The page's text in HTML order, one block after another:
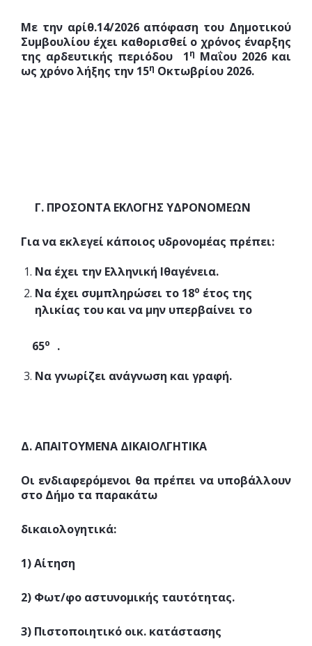
Με την αρίθ.14/2026 απόφαση του Δημοτικού
Συμβουλίου έχει καθορισθεί ο χρόνος έναρξης
της αρδευτικής περιόδου 1η Μαΐου 2026 και
ως χρόνο λήξης την 15η Οκτωβρίου 2026.
Γ. ΠΡΟΣΟΝΤΑ ΕΚΛΟΓΗΣ ΥΔΡΟΝΟΜΕΩΝ
Για να εκλεγεί κάποιος υδρονομέας πρέπει:
Να έχει την Ελληνική Ιθαγένεια.
Να έχει συμπληρώσει το 18ο έτος της
ηλικίας του και να μην υπερβαίνει το
65ο
.
Να γνωρίζει ανάγνωση και γραφή.
Δ. ΑΠΑΙΤΟΥΜΕΝΑ ΔΙΚΑΙΟΛΓΗΤΙΚΑ
Οι ενδιαφερόμενοι θα πρέπει να υποβάλλουν
στο Δήμο τα παρακάτω
δικαιολογητικά:
1) Αίτηση
2) Φωτ/φο αστυνομικής ταυτότητας.
3) Πιστοποιητικό οικ. κατάστασης